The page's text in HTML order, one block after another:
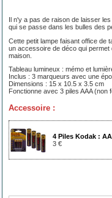
Il n'y a pas de raison de laisser
qui se passe dans les bulles des
Cette petit lampe faisant office de
un accessoire de déco qui
maison.
Tableau lumineux : mémo et
Inclus : 3 marqueurs avec une
Dimensions : 15 x 10.5 x 3.5 cm
Fonctionne avec 3 piles AAA (non
Accessoire :
4 Piles Kodak :
3 €